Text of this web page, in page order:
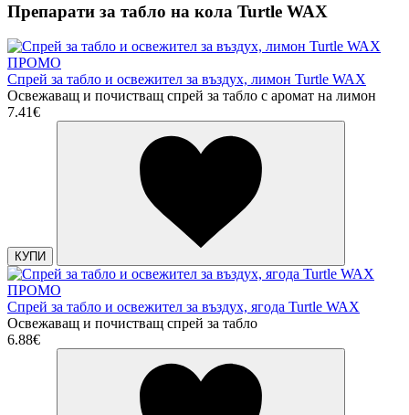
Препарати за табло на кола Turtle WAX
ПРОМО
Спрей за табло и освежител за въздух, лимон Turtle WAX
Освежаващ и почистващ спрей за табло с аромат на лимон
7.41€
КУПИ
ПРОМО
Спрей за табло и освежител за въздух, ягода Turtle WAX
Освежаващ и почистващ спрей за табло
6.88€